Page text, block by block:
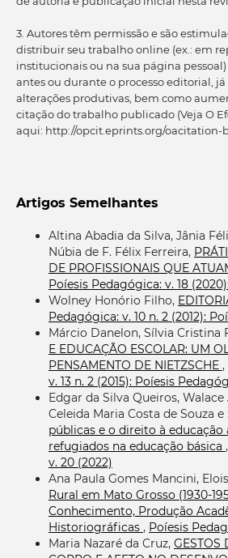
3. Autores têm permissão e são
distribuir seu trabalho online (ex.: em
institucionais ou na sua página
antes ou durante o processo editorial,
alterações produtivas, bem como
citação do trabalho publicado (Veja O
aqui: http://opcit.eprints.org/oacitation-
Artigos Semelhantes
Altina Abadia da Silva, Jânia
Núbia de F. Félix Ferreira,
DE PROFISSIONAIS QUE
Poíesis Pedagógica: v. 18
Wolney Honório Filho,
Pedagógica: v. 10 n. 2 (2012):
Márcio Danelon, Sílvia Cristina
E EDUCAÇÃO ESCOLAR: UM
PENSAMENTO DE NIETZSCHE ,
v. 13 n. 2 (2015): Poíesis
Edgar da Silva Queiros, Walace
Celeida Maria Costa de Souza e
públicas e o direito à educação
refugiados na educação básica ,
v. 20 (2022)
Ana Paula Gomes Mancini,
Rural em Mato Grosso (1930-
Conhecimento, Produção
Historiográficas , Poíesis
Maria Nazaré da Cruz, GESTOS